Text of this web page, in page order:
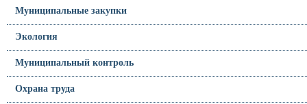
Муниципальные закупки
Экология
Муниципальный контроль
Охрана труда